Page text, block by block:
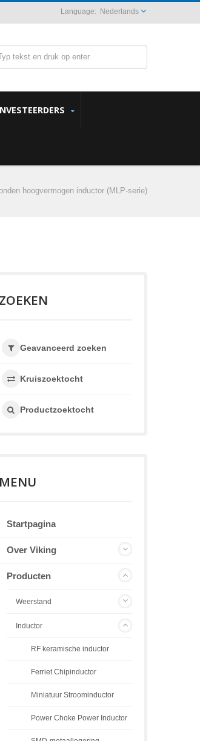
Nederlands
hoogvermogen inductor (MLP-serie)
ZOEKEN
Geavanceerd zoeken
Kruiszoektocht
Productzoektocht
MENU
Startpagina
Over Viking
Producten
Weerstand
Inductor
RF keramische inductor
Ferriet Chipinductor
Miniatuur Stroominductor
Power Choke Power Inductor